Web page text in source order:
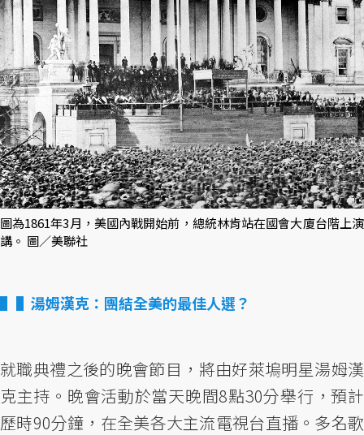
圖為1861年3月，美國內戰開始前，總統林肯站在國會大廈台階上演
講。 圖／美聯社
▌湯姆漢克：團結全美的最佳人選？
就職典禮之後的晚會節目，將由好萊塢明星湯姆漢
克主持。晚會活動於當天晚間8點30分舉行，預計
歷時90分鐘，在全美各大主流電視台直播。多名歌